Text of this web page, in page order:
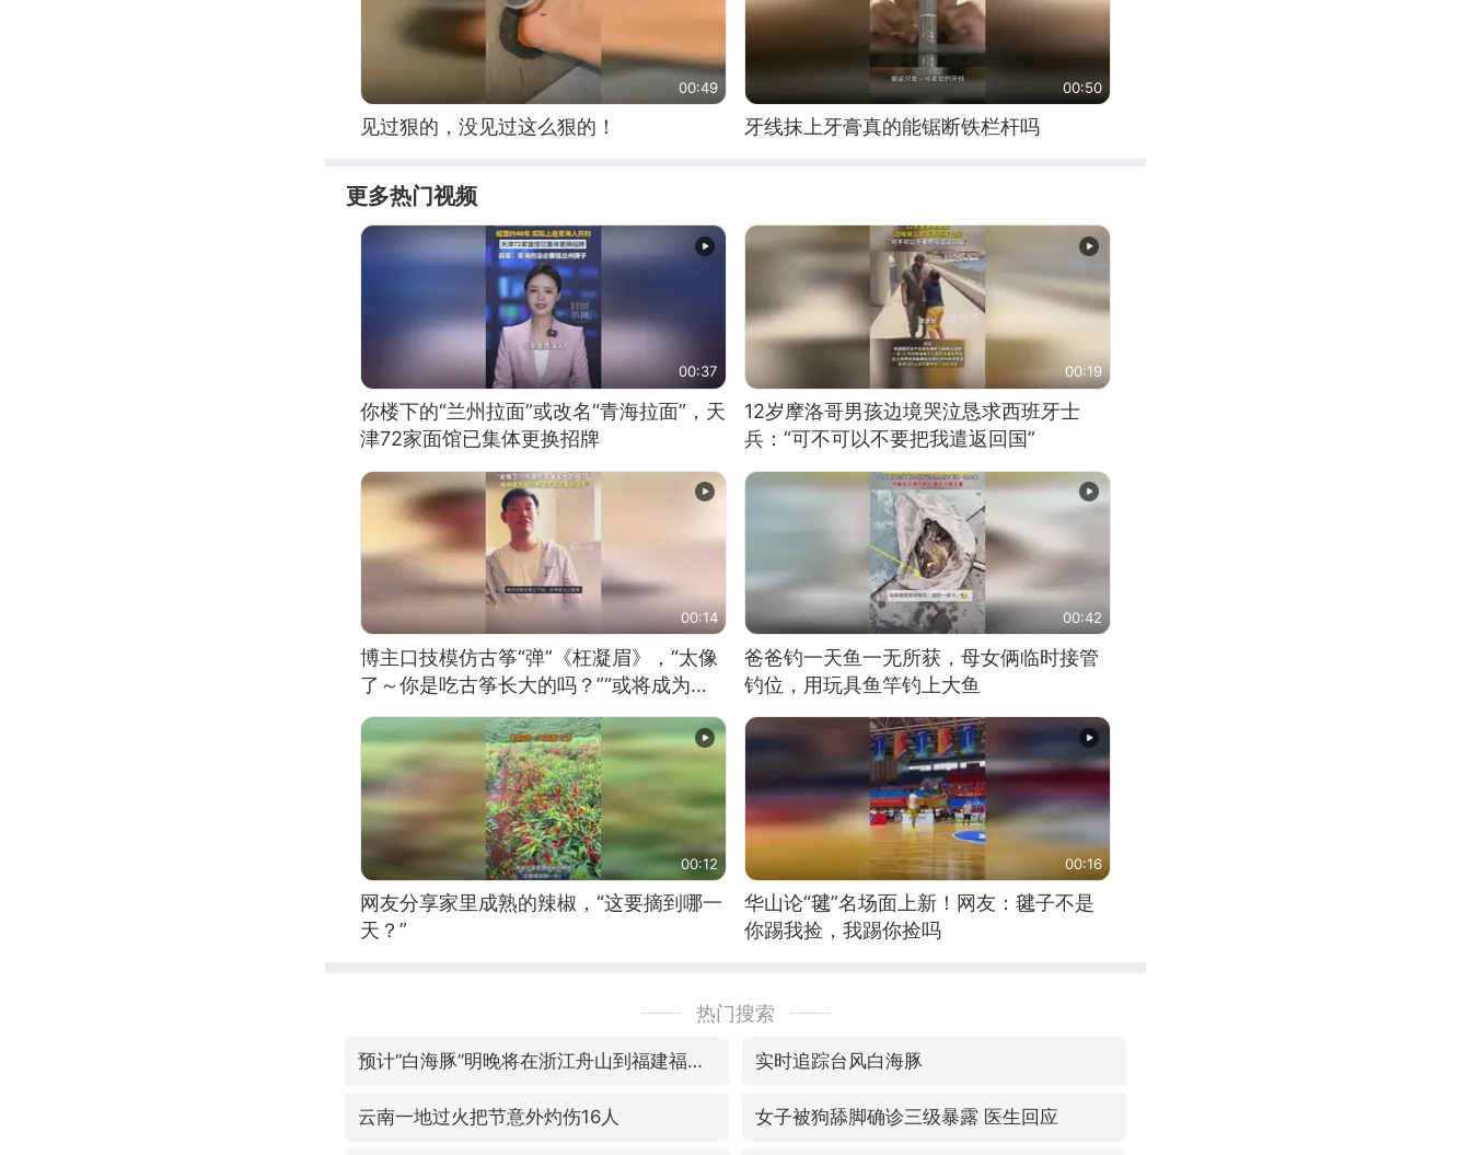
00:49
见过狠的，没见过这么狠的！
00:50
牙线抹上牙膏真的能锯断铁栏杆吗
更多热门视频
00:37
你楼下的“兰州拉面”或改名“青海拉面”，天
津72家面馆已集体更换招牌
00:19
12岁摩洛哥男孩边境哭泣恳求西班牙士
兵：“可不可以不要把我遣返回国”
00:14
博主口技模仿古筝“弹”《枉凝眉》，“太像
了～你是吃古筝长大的吗？”“或将成为首
位考级不带古筝的选手。”（来源：新华每
日电讯）
00:42
爸爸钓一天鱼一无所获，母女俩临时接管
钓位，用玩具鱼竿钓上大鱼
00:12
网友分享家里成熟的辣椒，“这要摘到哪一
天？”
00:16
华山论“毽”名场面上新！网友：毽子不是
你踢我捡，我踢你捡吗
热门搜索
预计“白海豚”明晚将在浙江舟山到福建福鼎一带沿海登陆 实时追踪台风白海豚
云南一地过火把节意外灼伤16人 女子被狗舔脚确诊三级暴露 医生回应